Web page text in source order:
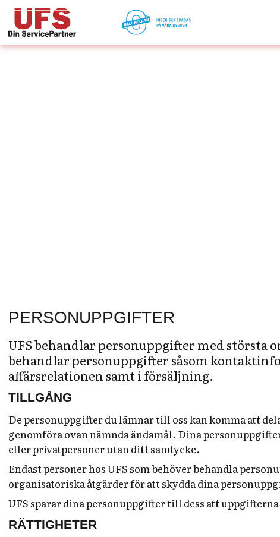
PERSONUPPGIFTER
UFS behandlar personuppgifter med största
behandlar personuppgifter såsom
affärsrelationen samt i försäljning.
TILLGÅNG
De personuppgifter du lämnar till oss kan komma att
genomföra ovan nämnda ändamål. Dina
eller privatpersoner utan ditt samtycke.
Endast personer hos UFS som behöver behandla
organisatoriska åtgärder för att skydda dina
UFS sparar dina personuppgifter till dess att
RÄTTIGHETER